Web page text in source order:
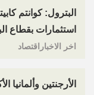
البترول: كوانتم
استثمارات بقطاع
اخر الاخباراقتصاد
الأرجنتين